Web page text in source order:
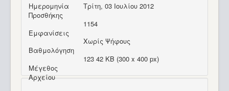
Ημερομηνία
Προσθήκης
Τρίτη, 03 Ιουλίου 2012
Εμφανίσεις
1154
Βαθμολόγηση
Χωρίς Ψήφους
Μέγεθος
Αρχείου
123 42 KB (300 x 400 px)